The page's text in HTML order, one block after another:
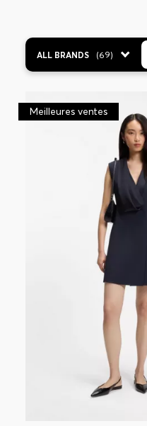
ALL BRANDS (69)
Meilleures ventes